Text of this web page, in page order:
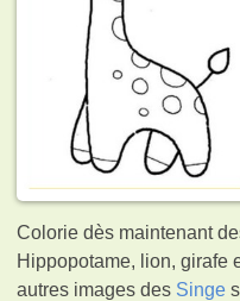
Colorie dès maintenant
Hippopotame, lion, girafe
autres images des Singe